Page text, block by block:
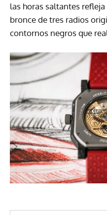
las horas saltantes
bronce de tres radios
contornos negros que